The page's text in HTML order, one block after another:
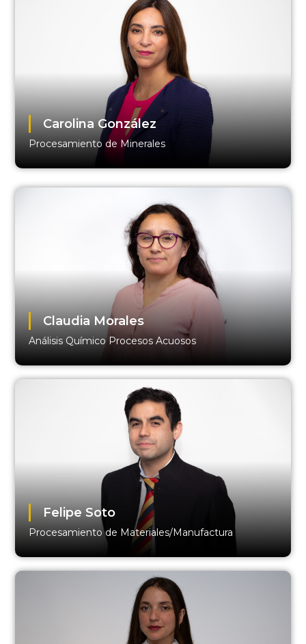
Carolina González
Procesamiento de Minerales
Claudia Morales
Análisis Químico Procesos Acuosos
Felipe Soto
Procesamiento de Materiales/Manufactura